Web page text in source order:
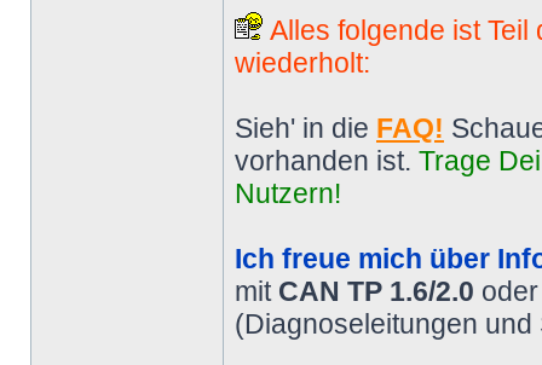
Alles folgende ist
wiederholt:
Sieh' in die FAQ!
vorhanden ist. Trage
Nutzern!
Ich freue mich über
mit CAN TP 1.6/2.0
(Diagnoseleitungen